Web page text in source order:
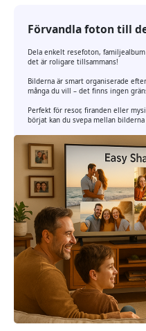
Förvandla foton till
Dela enkelt resefoton,
det är roligare tillsammans!
Bilderna är smart organiserade
många du vill – det finns ingen
Perfekt för resor, firanden eller
börjat kan du svepa mellan